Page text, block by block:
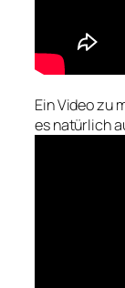
Ein Video zu
es natürlich